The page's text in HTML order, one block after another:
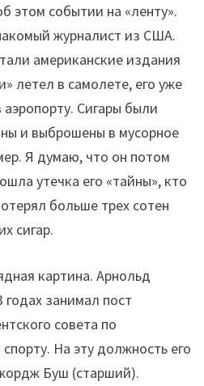
событии на «ленту».
журналист из США.
американские издания
летел в самолете, его уже
Сигары были
и выброшены в мусорное
Я думаю, что он потом
утечка его «тайны», кто
больше трех сотен
сигар.
картина. Арнольд
годах занимал пост
совета по
На эту должность его
Буш (старший).